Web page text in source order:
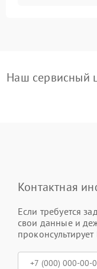
Наш сервисный
Контактная
Если требуется
свои данные и
проконсультирует